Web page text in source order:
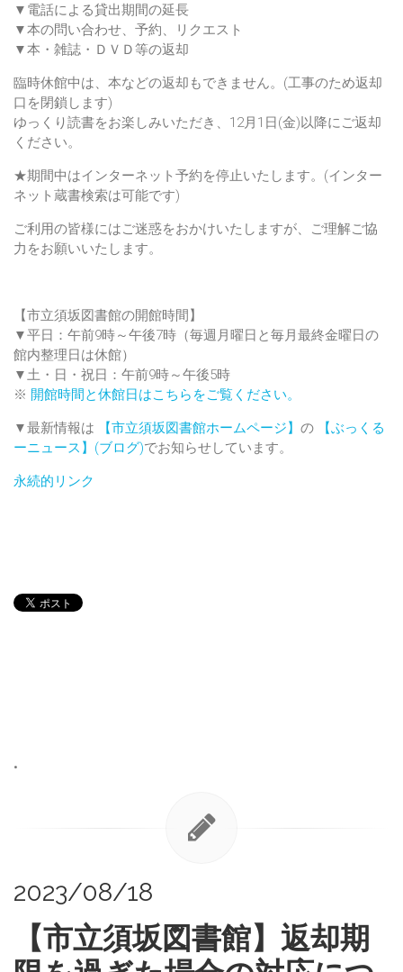
▼電話による貸出期間の延長
▼本の問い合わせ、予約、リクエスト
▼本・雑誌・ＤＶＤ等の返却
臨時休館中は、本などの返却もできません。(工事のため返却
口を閉鎖します)
ゆっくり読書をお楽しみいただき、12月1日(金)以降にご返却
ください。
★期間中はインターネット予約を停止いたします。(インター
ネット蔵書検索は可能です)
ご利用の皆様にはご迷惑をおかけいたしますが、ご理解ご協
力をお願いいたします。
【市立須坂図書館の開館時間】
▼平日：午前9時～午後7時（毎週月曜日と毎月最終金曜日の
館内整理日は休館）
▼土・日・祝日：午前9時～午後5時
※ 開館時間と休館日はこちらをご覧ください。
▼最新情報は 【市立須坂図書館ホームページ】 の
【ぶっくる
ーニュース】(ブログ)でお知らせしています。
永続的リンク
•
2023/08/18
【市立須坂図書館】返却期